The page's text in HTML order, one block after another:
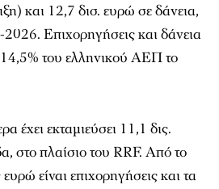
και 12,7 δισ. ευρώ σε δάνεια,
Επιχορηγήσεις και δάνεια
του ελληνικού ΑΕΠ το
έχει εκταμιεύσει 11,1 δις.
στο πλαίσιο του RRF. Από το
είναι επιχορηγήσεις και τα